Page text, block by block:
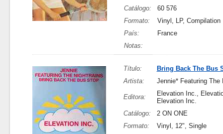
Catálogo:
60 576
Formato:
Vinyl, LP, Compilation
País:
France
Notas:
Título:
Bring Back The Bus
Artista:
Jennie* Featuring The
Editora:
Elevation Inc.,
Elevation Inc.
Catálogo:
2 ON ONE
Formato:
Vinyl, 12", Single